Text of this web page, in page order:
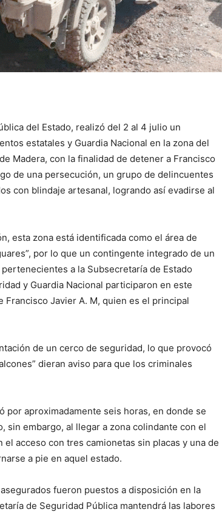
del Estado, realizó del 2 al 4 julio un
estatales y Guardia Nacional en la zona del
Madera, con la finalidad de detener a Francisco
de una persecución, un grupo de delincuentes
con blindaje artesanal, logrando así evadirse al
esta zona está identificada como el área de
por lo que un contingente integrado de un
a la Subsecretaría de Estado
y Guardia Nacional participaron en este
Javier A. M, quien es el principal
de un cerco de seguridad, lo que provocó
dieran aviso para que los criminales
aproximadamente seis horas, en donde se
embargo, al llegar a zona colindante con el
acceso con tres camionetas sin placas y una de
a pie en aquel estado.
fueron puestos a disposición en la
de Seguridad Pública mantendrá las labores